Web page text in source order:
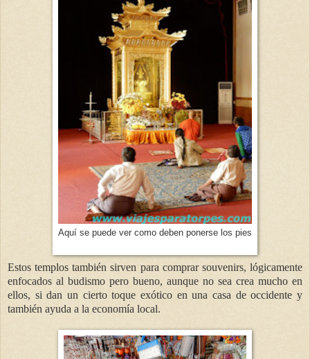
Aquí se puede ver como deben ponerse los pies
Estos templos también sirven para comprar souvenirs, lógicamente
enfocados al budismo pero bueno, aunque no sea crea mucho en
ellos, si dan un cierto toque exótico en una casa de occidente y
también ayuda a la economía local.